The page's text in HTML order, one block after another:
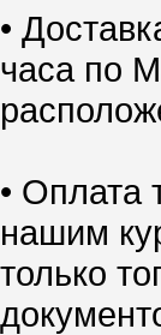
•
часа по
• Оплата
нашим
только